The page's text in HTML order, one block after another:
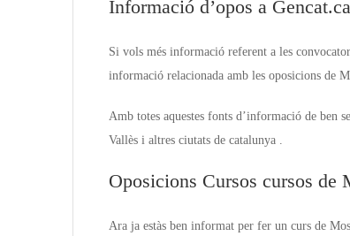
Informació d’opos a
Si vols més informació referent a les
informació relacionada amb les oposicions de
Amb totes aquestes fonts d’informació de ben
Vallès i altres ciutats de catalunya .
Oposicions Cursos cursos de
Ara ja estàs ben informat per fer un curs de